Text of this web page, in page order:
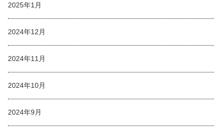
2025年1月
2024年12月
2024年11月
2024年10月
2024年9月